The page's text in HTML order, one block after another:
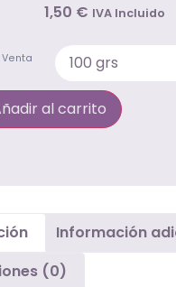
1,50 € IVA Incluido
al carrito
Información
(0)